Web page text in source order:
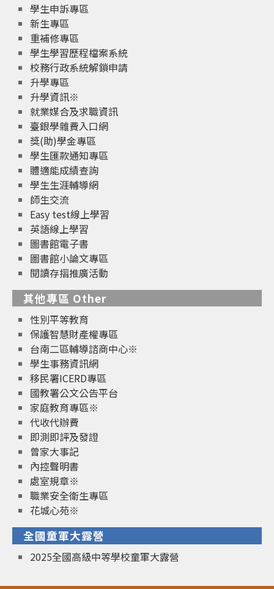
學生申訴專區
新生專區
重補修專區
學生學習歷程檔案系統
校務行政系統解鎖申請
升學專區
升學資訊※
就業媒合及求職資訊
臺銀學雜費入口網
獎(助)學金專區
學生匯款通知專區
體適能成績查詢
學生生涯輔導網
師生交流
Easy test線上學習
英語線上學習
圖書館電子書
圖書館小論文專區
閱讀存摺推廣活動
其他專區 Other
性別平等教育
保護智慧財產權專區
台南二區輔導諮商中心※
學生事務資訊網
移民署ICERD專區
國教署公文公告平台
家庭教育專區※
代收代辦費
即測即評及發證
曾家大事記
內控聲明書
處室規章※
職業安全衛生專區
花城心苑※
全國童軍大露營
2025全國高級中等學校童軍大露營